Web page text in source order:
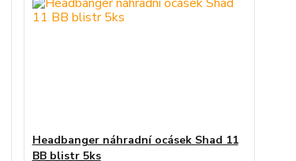
Headbanger náhradní ocásek Shad 11
BB blistr 5ks